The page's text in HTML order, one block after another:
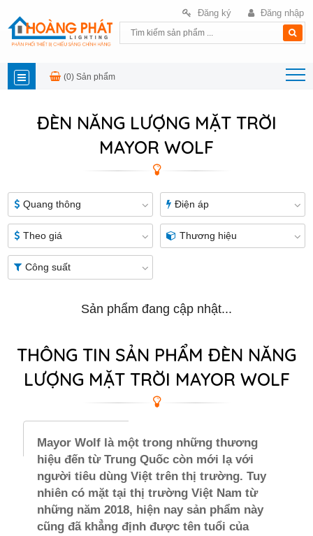
Đăng ký Đăng nhập
(0)Sản phẩm
ĐÈN NĂNG LƯỢNG MẶT TRỜI
MAYOR WOLF
Quang thông Điện áp
Theo giá Thương hiệu
Công suất
Sản phẩm đang cập nhật...
THÔNG TIN SẢN PHẨM ĐÈN NĂNG
LƯỢNG MẶT TRỜI MAYOR WOLF
Mayor Wolf là một trong những thương
hiệu đến từ Trung Quốc còn mới lạ với
người tiêu dùng Việt trên thị trường. Tuy
nhiên có mặt tại thị trường Việt Nam từ
những năm 2018, hiện nay sản phẩm này
cũng đã khẳng định được tên tuổi của